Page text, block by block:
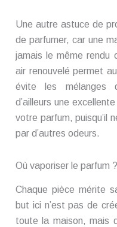
Une autre astuce de
de parfumer, car une
jamais le même rendu
air renouvelé permet
évite les mélanges
d’ailleurs une
votre parfum, puisqu’il
par d’autres odeurs.
Où vaporiser le parfum ?
Chaque pièce mérite
but ici n’est pas de
toute la maison, mais